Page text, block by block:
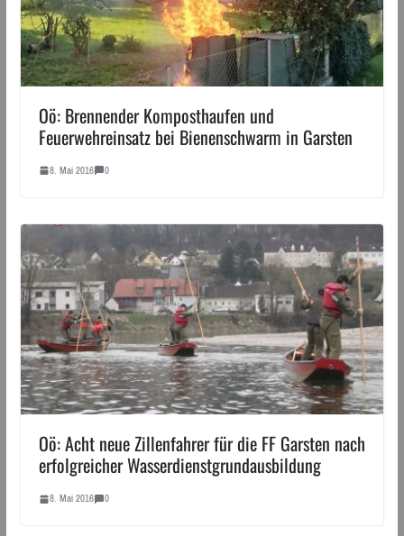
Oö: Brennender Komposthaufen und
Feuerwehreinsatz bei Bienenschwarm in Garsten
8. Mai 2016 0
Oö: Acht neue Zillenfahrer für die FF Garsten nach
erfolgreicher Wasserdienstgrundausbildung
8. Mai 2016 0